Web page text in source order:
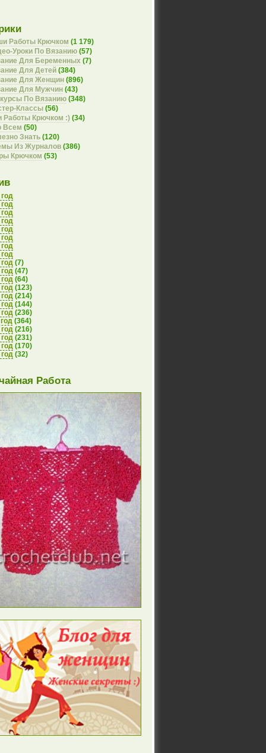
Работы Крючком (1 179)
Уроки По Вязанию (57)
Для Беременных (7)
Для Детей (384)
Для Женщин (896)
Для Мужчин (43)
По Вязанию (348)
Классы (56)
Работы Крючком :) (34)
Всем (50)
Знать (120)
Из Журналов (386)
Крючком (53)
(7)
(47)
(64)
(123)
(214)
(144)
(236)
(364)
(216)
(231)
(170)
(32)
Работа